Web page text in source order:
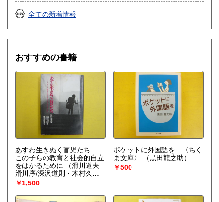
全ての新着情報
おすすめの書籍
あすわ生きぬく盲児たち
この子らの教育と社会的自立
をはかるために
（滑川道夫
滑川序/深沢道則・木村久・
著）
￥1,500
ポケットに外国語を 〈ちく
ま文庫〉
（黒田龍之助）
￥500